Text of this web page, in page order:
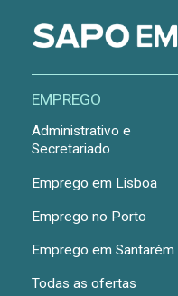
EMPREGO
Administrativo e
Secretariado
Emprego em Lisboa
Emprego no Porto
Emprego em Santarém
Todas as ofertas